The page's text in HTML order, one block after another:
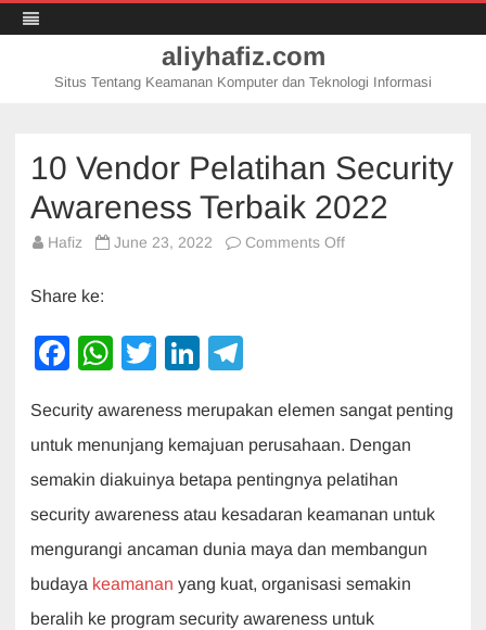
aliyhafiz.com
Situs Tentang Keamanan Komputer dan Teknologi Informasi
10 Vendor Pelatihan Security
Awareness Terbaik 2022
Hafiz June 23, 2022 Comments Offon
Share ke:
F
c
e
b
o
o
k
W
at
s
A
p
p
T
tt
er
Li
k
e
dI
n
e
gr
a
m
Security awareness merupakan elemen sangat penting
untuk menunjang kemajuan perusahaan. Dengan
semakin diakuinya betapa pentingnya pelatihan
security awareness atau kesadaran keamanan untuk
mengurangi ancaman dunia maya dan membangun
budaya keamanan yang kuat, organisasi semakin
beralih ke program security awareness untuk